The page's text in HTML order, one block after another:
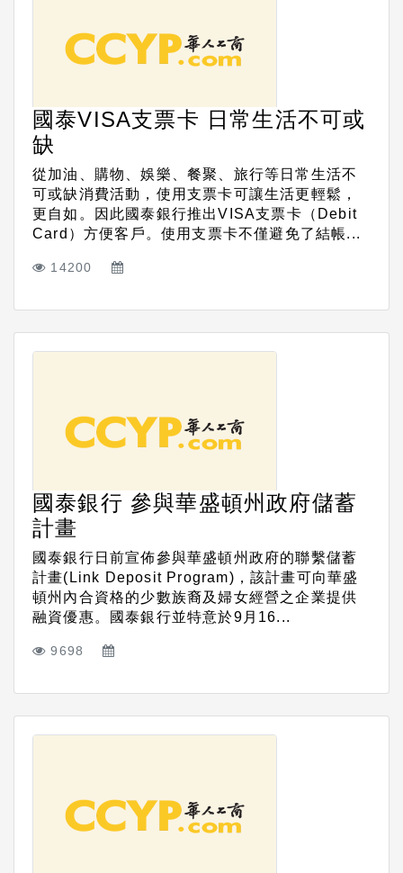
國泰VISA支票卡 日常生活不可或
缺
從加油、購物、娛樂、餐聚、旅行等日常生活不
可或缺消費活動，使用支票卡可讓生活更輕鬆，
更自如。因此國泰銀行推出VISA支票卡（Debit
Card）方便客戶。使用支票卡不僅避免了結帳...
14200
國泰銀行 參與華盛頓州政府儲蓄
計畫
國泰銀行日前宣佈參與華盛頓州政府的聯繫儲蓄
計畫(Link Deposit Program)，該計畫可向華盛
頓州內合資格的少數族裔及婦女經營之企業提供
融資優惠。國泰銀行並特意於9月16...
9698